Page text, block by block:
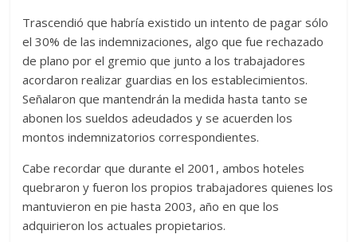
Trascendió que habría existido un intento de pagar sólo
el 30% de las indemnizaciones, algo que fue rechazado
de plano por el gremio que junto a los trabajadores
acordaron realizar guardias en los establecimientos.
Señalaron que mantendrán la medida hasta tanto se
abonen los sueldos adeudados y se acuerden los
montos indemnizatorios correspondientes.
Cabe recordar que durante el 2001, ambos hoteles
quebraron y fueron los propios trabajadores quienes los
mantuvieron en pie hasta 2003, año en que los
adquirieron los actuales propietarios.